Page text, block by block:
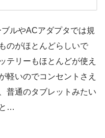
ルやACアダプタでは規
のがほとんどらしいで
テリーもほとんどが使え
軽いのでコンセントさえ
普通のタブレットみたい
…